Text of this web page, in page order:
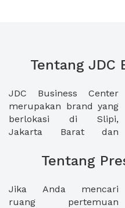
Tentang JDC
JDC Business Center
merupakan brand yang
berlokasi di Slipi,
Jakarta Barat dan
merupakan penyedia
Tentang
Jika Anda mencari
ruang pertemuan
Ruang pertemuan kami
datang dalam berbagai